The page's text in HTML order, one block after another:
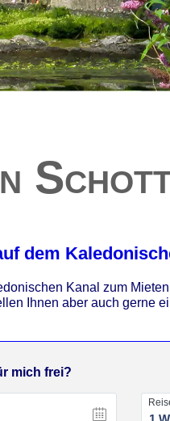
dem
Kanal zum
Ihnen aber auch gerne
mich frei?